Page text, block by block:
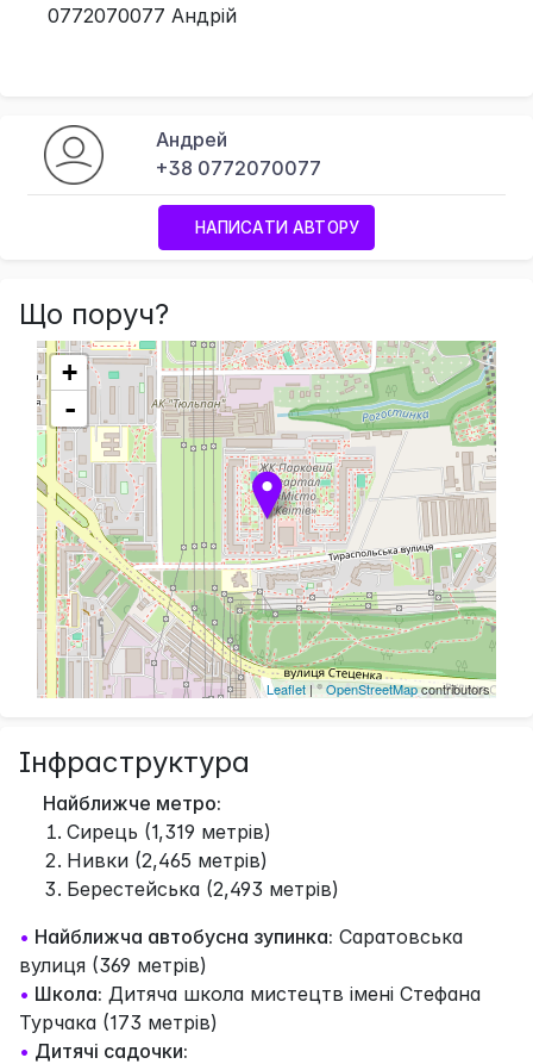
0772070077 Андрій
Андрей
+38 0772070077
НАПИСАТИ АВТОРУ
Що поруч?
+
-
Leaflet | ©OpenStreetMapcontributors
Інфраструктура
Найближче метро:
Сирець (1,319 метрів)
Нивки (2,465 метрів)
Берестейська (2,493 метрів)
• Найближча автобусна зупинка: Саратовська
вулиця (369 метрів)
• Школа: Дитяча школа мистецтв імені Стефана
Турчака (173 метрів)
• Дитячі садочки: